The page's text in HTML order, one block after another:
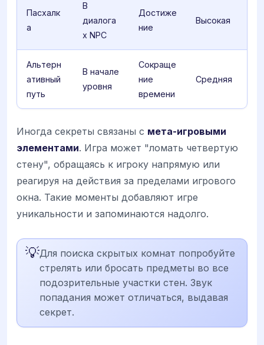
Пасхалк
а
В
диалога
х NPC
Достиже
ние
Высокая
Альтерн
ативный
путь
В начале
уровня
Сокраще
ние
времени
Средняя
Иногда секреты связаны с мета-игровыми
элементами. Игра может "ломать четвертую
стену", обращаясь к игроку напрямую или
реагируя на действия за пределами игрового
окна. Такие моменты добавляют игре
уникальности и запоминаются надолго.
💡Для поиска скрытых комнат попробуйте
стрелять или бросать предметы во все
подозрительные участки стен. Звук
попадания может отличаться, выдавая
секрет.